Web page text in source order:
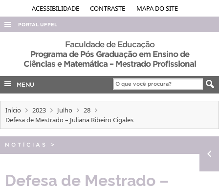
ACESSIBILIDADE CONTRASTE MAPA DO SITE
PORTAL UFPEL
ACESSO À INFORMAÇÃO
AUDITORIA
EDITAIS
INTERNACIONAL
Faculdade de Educação
Programa de Pós Graduação em Ensino de
Ciências e Matemática – Mestrado Profissional
MENU
Início 2023 Julho
28
Defesa de Mestrado – Juliana Ribeiro Cigales
NOTÍCIAS >
Defesa de Mestrado –